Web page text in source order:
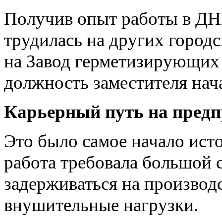
Получив опыт работы в
трудилась на других
на Завод
должность заместителя
Карьерный путь на
Это было самое начало
работа требовала
задерживаться на
внушительные нагрузки.